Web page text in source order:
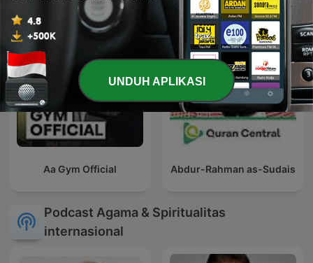
Aa Gym Official Abdur-Rahman as-Sudais
Podcast Agama & Spiritualitas
internasional
UNDUH APLIKASI